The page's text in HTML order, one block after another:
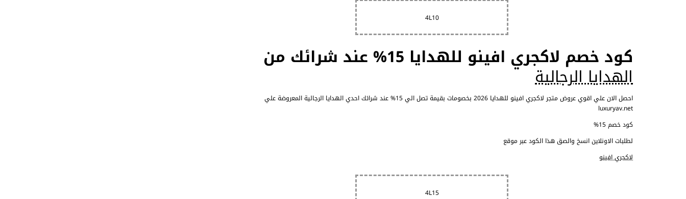
4L10
كود خصم لاكجري افينو للهدايا 15% عند شرائك من
الهدايا الرجالية
احصل الان علي اقوي عروض متجر لاكجري افينو للهدايا 2026 بخصومات بقيمة تصل الي 15% عند شرائك احدي الهدايا الرجالية المعروضة علي
luxuryav.net
كود خصم 15%
لطلبات الاونلاين انسخ والصق هذا الكود عبر موقع
لاكجري افينو
4L15